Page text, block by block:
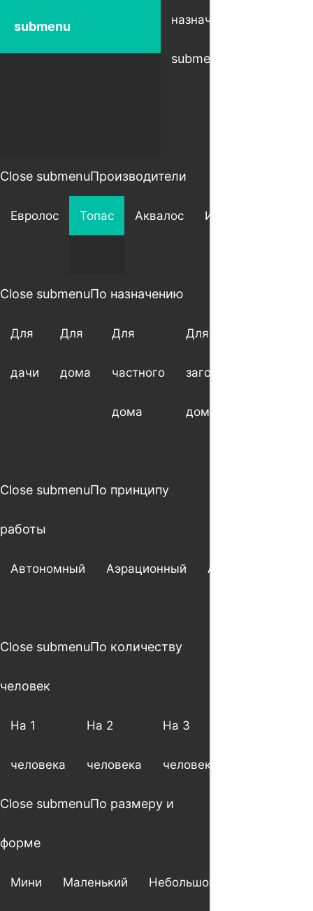
submenu назначению
submenu
Close submenuПроизводители
Евролос Топас Аквалос Итал
Close submenuПо назначению
Для
дачи
Для
дома
Для
частного
дома
Для
загородного
дома
Close submenuПо принципу
работы
Автономный Аэрационный Анаэробный
Close submenuПо количеству
человек
На 1
человека
На 2
человека
На 3
человека
Close submenuПо размеру и
форме
Мини Маленький Небольшой